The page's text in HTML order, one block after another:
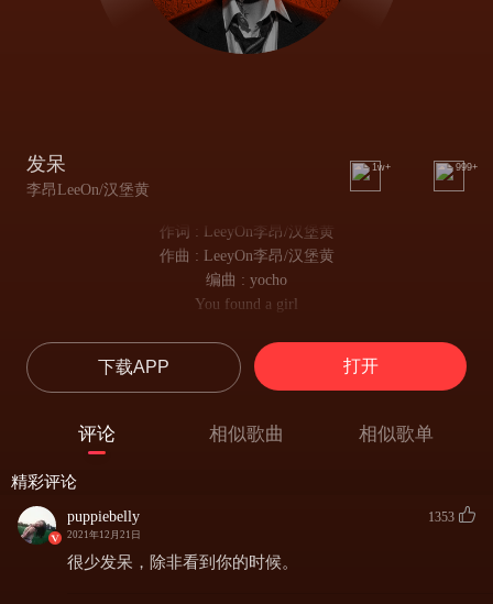
发呆
李昂LeeOn/汉堡黄
1w+ 999+
作词 : LeeyOn李昂/汉堡黄
作曲 : LeeyOn李昂/汉堡黄
编曲 : yocho
You found a girl
And she makes your whole world
（她给了你全新的世界）
She is the opposite of me
（她跟我恰恰完全相反）
She can do everything right
也不再用力地爱
下载APP 打开
评论 相似歌曲 相似歌单
精彩评论
puppiebelly
2021年12月21日
1353
很少发呆，除非看到你的时候。